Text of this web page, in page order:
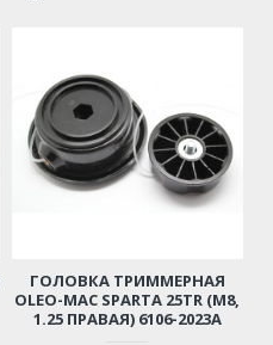
ГОЛОВКА ТРИММЕРНАЯ
OLEO-MAC SPARTA 25TR (M8,
1.25 ПРАВАЯ) 6106-2023A